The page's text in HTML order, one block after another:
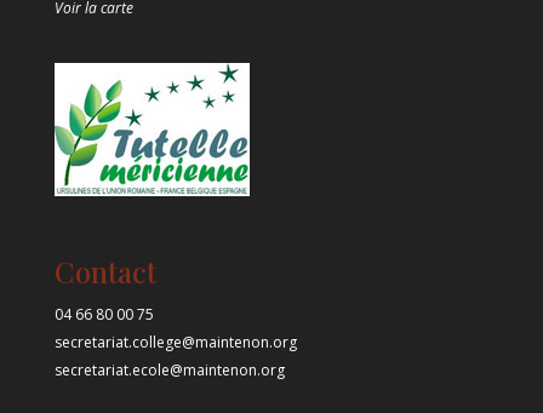
Voir la carte
Contact
04 66 80 00 75
secretariat.college@maintenon.org
secretariat.ecole@maintenon.org